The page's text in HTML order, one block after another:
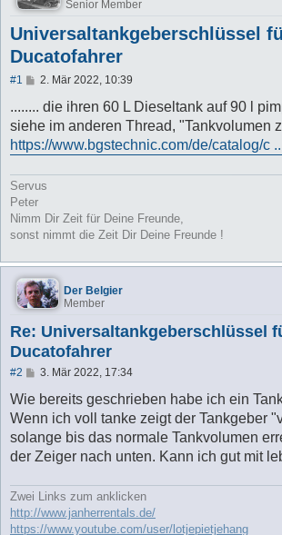
Senior Member
Universaltankgeberschlüssel
Ducatofahrer
#1
B
r
a
g
2. Mär 2022, 10:39
........ die ihren 60 L Dieseltank auf 90 l
siehe im anderen Thread, "Tankvolumen
https://www.bgstechnic.com/de/catalog/c
Servus
Peter
Nimm Dir Zeit für Deine Freunde,
sonst nimmt die Zeit Dir Deine Freunde !
Der Belgier
Member
Re: Universaltankgeberschlüssel
Ducatofahrer
#2
B
r
a
g
3. Mär 2022, 17:34
Wie bereits geschrieben habe ich ein
Wenn ich voll tanke zeigt der Tankgeber
solange bis das normale Tankvolumen
der Zeiger nach unten. Kann ich gut mit
Zwei Links zum anklicken
http://www.janherrentals.de/
https://www.youtube.com/user/lotjepietjehang